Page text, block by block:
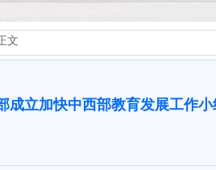
文
成立加快中西部教育发展工作